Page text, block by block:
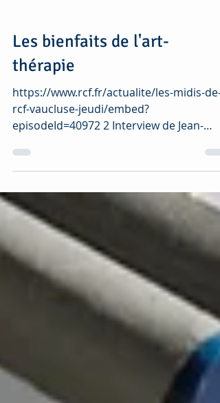
Les bienfaits de l'art-
thérapie
https://www.rcf.fr/actualite/les-midis-de-
rcf-vaucluse-jeudi/embed?
episodeId=40972 2 Interview de Jean-
Pierre ROYOL, fondateur de PROFAC...